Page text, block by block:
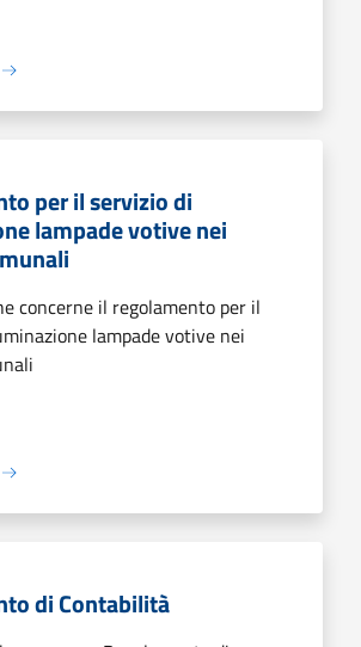
per il servizio di
lampade votive nei
concerne il regolamento per il
lampade votive nei
di Contabilità